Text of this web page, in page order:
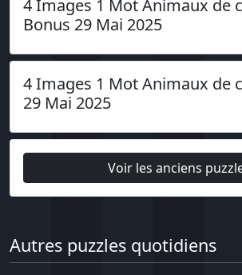
4 Images 1 Mot Animaux de
Bonus 29 Mai 2025
4 Images 1 Mot Animaux de
29 Mai 2025
Voir les anciens
Autres puzzles quotidiens